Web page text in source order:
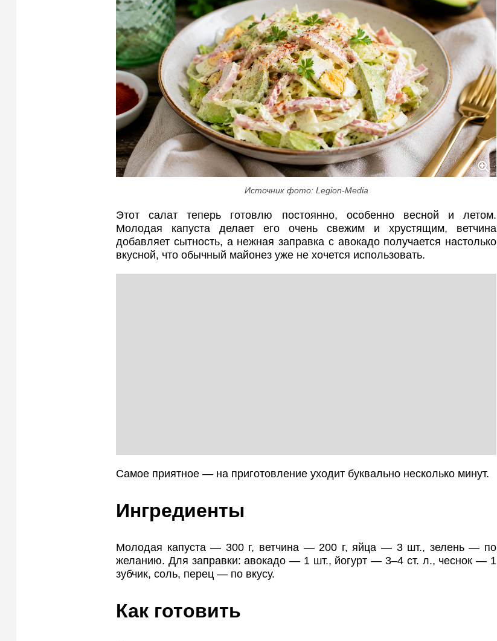
Источник фото: Legion-Media
Этот салат теперь готовлю постоянно, особенно весной и летом.
Молодая капуста делает его очень свежим и хрустящим, ветчина
добавляет сытность, а нежная заправка с авокадо получается настолько
вкусной, что обычный майонез уже не хочется использовать.
Самое приятное — на приготовление уходит буквально несколько минут.
Ингредиенты
Молодая капуста — 300 г, ветчина — 200 г, яйца — 3 шт., зелень — по
желанию. Для заправки: авокадо — 1 шт., йогурт — 3–4 ст. л., чеснок — 1
зубчик, соль, перец — по вкусу.
Как готовить